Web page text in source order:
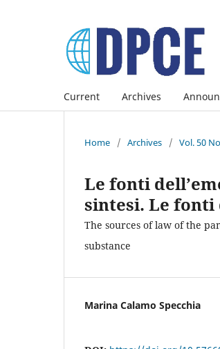
Current Archives
Home / Archives / Vol. 50
Le fonti
sintesi. Le fonti
The sources of law of the
substance
Marina Calamo Specchia